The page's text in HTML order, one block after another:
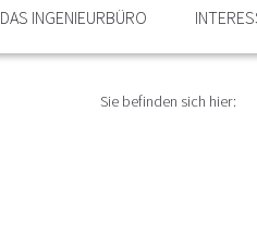
DAS INGENIEURBÜRO
Sie befinden sich hier: